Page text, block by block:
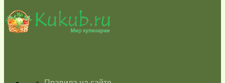
skin